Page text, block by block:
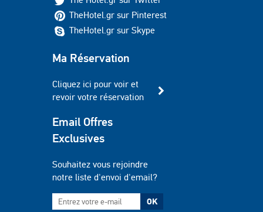
TheHotel.gr sur Pinterest
TheHotel.gr sur Skype
Ma Réservation
Cliquez ici pour voir et
revoir votre réservation
Email Offres
Exclusives
Souhaitez vous rejoindre
notre liste d'envoi d'email?
OK